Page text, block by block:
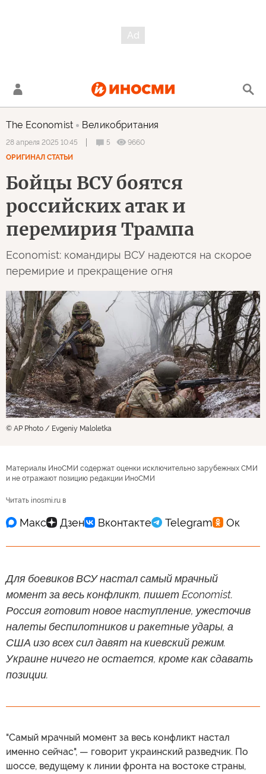
The Economist Великобритания
28 апреля 2025 10:45 5
9660
ОРИГИНАЛ СТАТЬИ
Бойцы ВСУ боятся
российских атак и
перемирия Трампа
Economist: командиры ВСУ надеются на скорое
перемирие и прекращение огня
© AP Photo / Evgeniy Maloletka
Материалы ИноСМИ содержат оценки исключительно зарубежных СМИ
и не отражают позицию редакции ИноСМИ
Читать inosmi.ru в
Для боевиков ВСУ настал самый мрачный
момент за весь конфликт, пишет Economist.
Россия готовит новое наступление, ужесточив
налеты беспилотников и ракетные удары, а
США изо всех сил давят на киевский режим.
Украине ничего не остается, кроме как сдавать
позиции.
"Самый мрачный момент за весь конфликт настал
именно сейчас", — говорит украинский разведчик. По
шоссе, ведущему к линии фронта на востоке страны,